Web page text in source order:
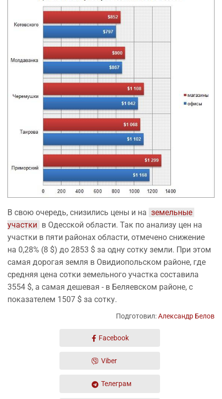
В свою очередь, снизились цены и на земельные
участки в Одесской области. Так по анализу цен на
участки в пяти районах области, отмечено снижение
на 0,28% (8 $) до 2853 $ за одну сотку земли. При этом
самая дорогая земля в Овидиопольском районе, где
средняя цена сотки земельного участка составила
3554 $, а самая дешевая - в Беляевском районе, с
показателем 1507 $ за сотку.
Подготовил:Александр Белов
Facebook
Viber
Телеграм